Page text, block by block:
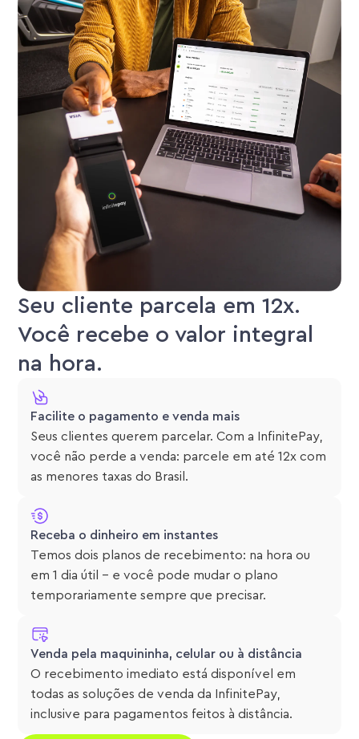
Seu cliente parcela em 12x.
Você recebe o valor integral
na hora.
Facilite o pagamento e venda mais
Seus clientes querem parcelar. Com a InfinitePay,
você não perde a venda: parcele em até 12x com
as menores taxas do Brasil.
Receba o dinheiro em instantes
Temos dois planos de recebimento: na hora ou
em 1 dia útil – e você pode mudar o plano
temporariamente sempre que precisar.
Venda pela maquininha, celular ou à distância
O recebimento imediato está disponível em
todas as soluções de venda da InfinitePay,
inclusive para pagamentos feitos à distância.